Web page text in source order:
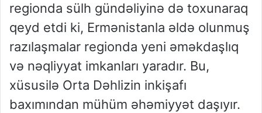
regionda sülh gündəliyinə də toxunaraq
qeyd etdi ki, Ermənistanla əldə olunmuş
razılaşmalar regionda yeni əməkdaşlıq
və nəqliyyat imkanları yaradır. Bu,
xüsusilə Orta Dəhlizin inkişafı
baxımından mühüm əhəmiyyət daşıyır.